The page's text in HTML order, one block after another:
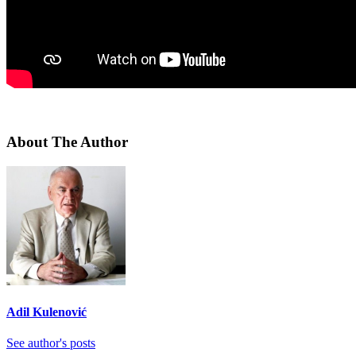
About The Author
Adil Kulenović
See author's posts